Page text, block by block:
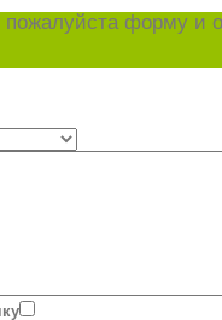
пожалуйста форму и